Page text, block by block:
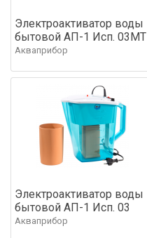
Электроактиватор воды
бытовой АП-1 Исп. 03МТ
Акваприбор
Электроактиватор воды
бытовой АП-1 Исп. 03
Акваприбор